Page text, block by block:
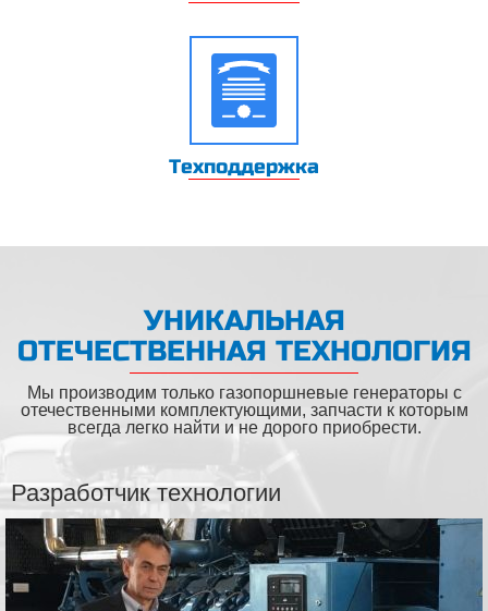
Техподдержка
УНИКАЛЬНАЯ
ОТЕЧЕСТВЕННАЯ ТЕХНОЛОГИЯ
Мы производим только газопоршневые генераторы с
отечественными комплектующими, запчасти к которым
всегда легко найти и не дорого приобрести.
Разработчик технологии